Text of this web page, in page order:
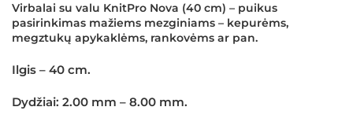
Virbalai su valu KnitPro Nova (40 cm) – puikus
pasirinkimas mažiems mezginiams – kepurėms,
megztukų apykaklėms, rankovėms ar pan.
Ilgis – 40 cm.
Dydžiai: 2.00 mm – 8.00 mm.